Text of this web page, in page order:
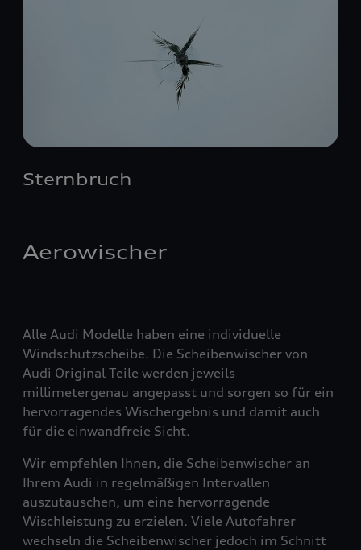
Sternbruch
Aerowischer
Alle Audi Modelle haben eine individuelle
Windschutzscheibe. Die Scheibenwischer von
Audi Original Teile werden jeweils
millimetergenau angepasst und sorgen so für ein
hervorragendes Wischergebnis und damit auch
für die einwandfreie Sicht.
Wir empfehlen Ihnen, die Scheibenwischer an
Ihrem Audi in regelmäßigen Intervallen
auszutauschen, um eine hervorragende
Wischleistung zu erzielen. Viele Autofahrer
wechseln die Scheibenwischer jedoch im Schnitt